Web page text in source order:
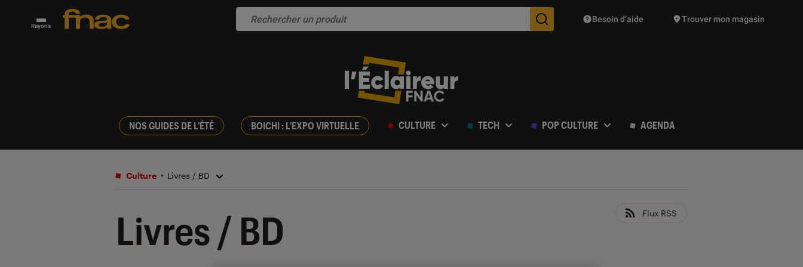
Rayons Des suggestions de produits vont vous être proposées
Besoin d’aide Trouver mon magasin
NOS GUIDES DE L'ÉTÉ BOICHI : L'EXPO VIRTUELLE CULTURE TECH POP CULTURE AGENDA
Culture Livres / BD
Livres / BD Flux RSS